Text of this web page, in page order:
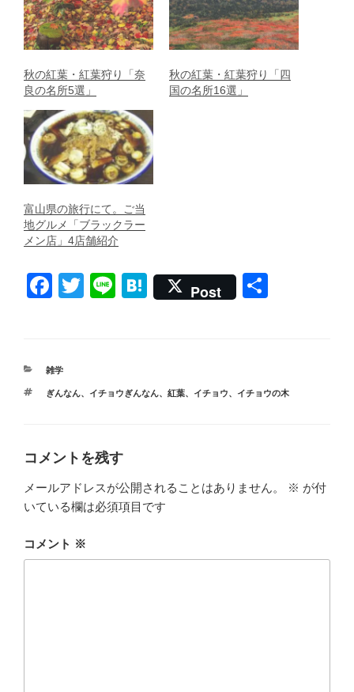
秋の紅葉・紅葉狩り「奈
良の名所5選」
秋の紅葉・紅葉狩り「四
国の名所16選」
富山県の旅行にて。ご当
地グルメ「ブラックラー
メン店」4店舗紹介
F
e
b
k
T
Li
H
a
Post
カ
ゴ
雑学
タ
ぎんなん、 イチョウぎんなん、 紅葉、 イチョウ、 イチョウの木
コメントを残す
メールアドレスが公開されることはありません。 ※ が付
いている欄は必須項目です
コメント ※